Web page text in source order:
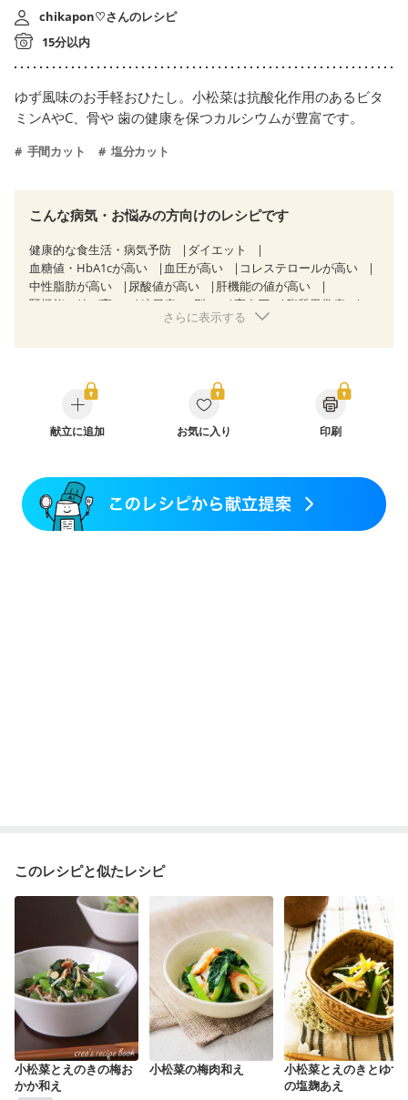
chikapon♡さんのレシピ
15分以内
ゆず風味のお手軽おひたし。小松菜は抗酸化作用のあるビタ
ミンAやC、骨や 歯の健康を保つカルシウムが豊富です。
手間カット 塩分カット
こんな病気・お悩みの方向けのレシピです
健康的な食生活・病気予防
ダイエット
血糖値・HbA1cが高い
血圧が高い
コレステロールが高い
中性脂肪が高い
尿酸値が高い
肝機能の値が高い
腎機能の値が高い
糖尿病（2型） 高血圧
脂質異常症
狭心症 心筋梗塞
糖尿病性腎症（第２期）
糖尿病性腎症（第３期）
CKD（ステージ１）
CKD（ステージ２）
CKD（ステージ３a）
乳がん（抗がん剤治療中）
飲み込みにくい
妊娠中(初期)
妊婦健診・体重増加が気になる（初期）
妊婦健診・血圧が気になる（初期）
さらに表示する
献立に追加 お気に入り 印刷
このレシピと似たレシピ
小松菜とえのきの梅お
かか和え
小松菜の梅肉和え
小松菜とえのきとゆず
の塩麹あえ